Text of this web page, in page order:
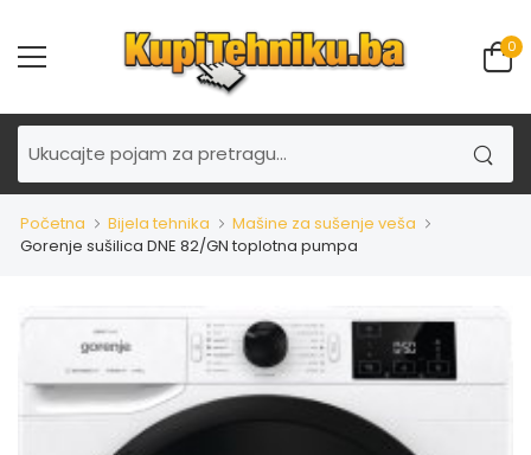
0
Početna Bijela tehnika
Mašine za sušenje veša
Gorenje sušilica DNE 82/GN toplotna pumpa